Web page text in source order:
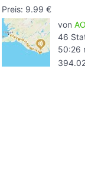
Preis: 9.99 €
von
46
50:26